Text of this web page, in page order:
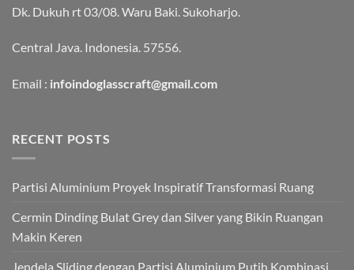
Dk. Dukuh rt 03/08. Waru Baki. Sukoharjo.
Central Java. Indonesia. 57556.
Email : infoindoglasscraft@gmail.com
RECENT POSTS
Partisi Aluminium Proyek Inspiratif Transformasi Ruang
Cermin Dinding Bulat Grey dan Silver yang Bikin Ruangan
Makin Keren
Jendela Sliding dengan Partisi Aluminium Putih Kombinasi